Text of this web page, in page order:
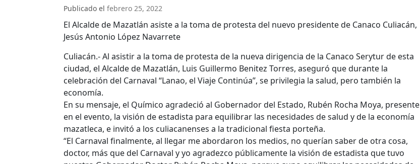
Publicado el febrero 25, 2022
El Alcalde de Mazatlán asiste a la toma de protesta del nuevo presidente de Canaco Culiacán,
Jesús Antonio López Navarrete
Culiacán.- Al asistir a la toma de protesta de la nueva dirigencia de la Canaco Serytur de esta
ciudad, el Alcalde de Mazatlán, Luis Guillermo Benitez Torres, aseguró que durante la
celebración del Carnaval “Lanao, el Viaje Continúa”, se privilegia la salud, pero también la
economía.
En su mensaje, el Químico agradeció al Gobernador del Estado, Rubén Rocha Moya, presente
en el evento, la visión de estadista para equilibrar las necesidades de salud y de la economía
mazatleca, e invitó a los culiacanenses a la tradicional fiesta porteña.
“El Carnaval finalmente, al llegar me abordaron los medios, no querían saber de otra cosa,
doctor, más que del Carnaval y yo agradezco públicamente la visión de estadista que tuvo